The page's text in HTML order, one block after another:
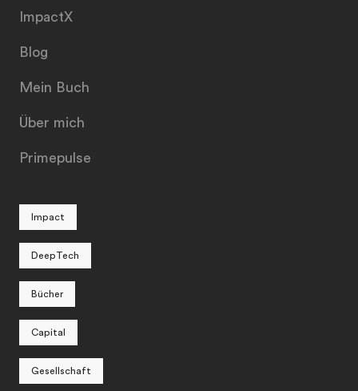
ImpactX
Blog
Mein Buch
Über mich
Primepulse
Impact
DeepTech
Bücher
Capital
Gesellschaft